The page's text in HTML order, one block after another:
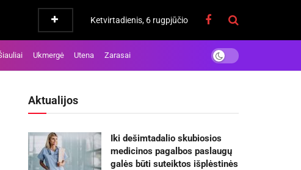
Ketvirtadienis, 6 rugpjūčio
Ukmergė Utena Zarasai
Aktualijos
Iki dešimtadalio skubiosios
medicinos pagalbos paslaugų
galės būti suteiktos išplėstinės